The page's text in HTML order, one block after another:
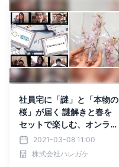
社員宅に「謎」と「本物の
桜」が届く 謎解きと春を
セットで楽しむ、オンライ
ン社内懇親会 コロナ禍の
お花見を面白くする、お花
見プラン開始
2021-03-08 11:00
株式会社ハレガケ